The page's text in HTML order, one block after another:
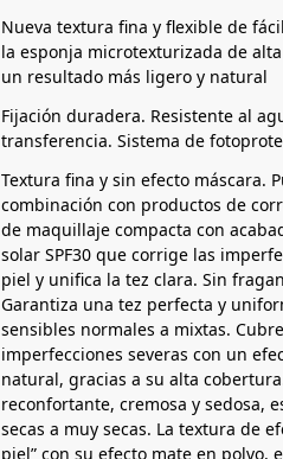
Nueva textura fina y flexible de
la esponja microtexturizada de
un resultado más ligero y natural
Fijación duradera. Resistente al
transferencia. Sistema de
Textura fina y sin efecto máscara.
combinación con productos de
de maquillaje compacta con
solar SPF30 que corrige las
piel y unifica la tez clara. Sin
Garantiza una tez perfecta y
sensibles normales a mixtas.
imperfecciones severas con un
natural, gracias a su alta
reconfortante, cremosa y sedosa,
secas a muy secas. La textura de
piel” con su efecto mate en polvo,